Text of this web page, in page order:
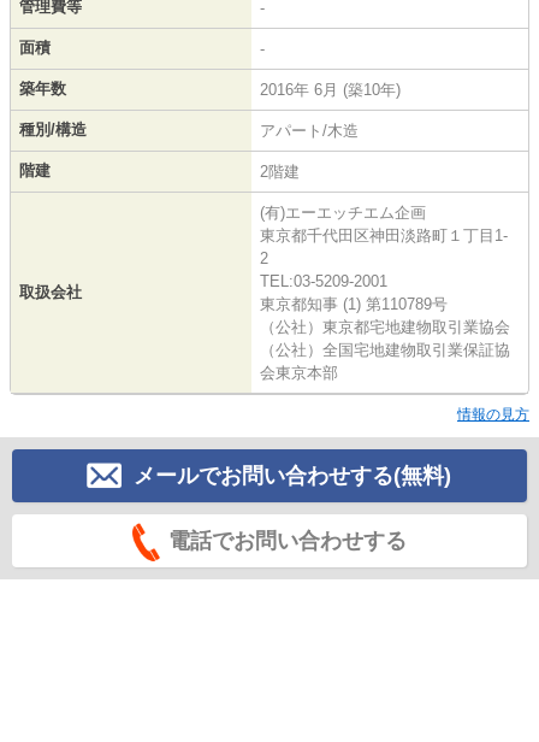
管理費等 -
面積 -
築年数 2016年 6月 (築10年)
種別/構造 アパート/木造
階建 2階建
取扱会社
(有)エーエッチエム企画
東京都千代田区神田淡路町１丁目1-
2
TEL:03-5209-2001
東京都知事 (1) 第110789号
（公社）東京都宅地建物取引業協会
（公社）全国宅地建物取引業保証協
会東京本部
情報の見方
メールでお問い合わせする(無料)
電話でお問い合わせする